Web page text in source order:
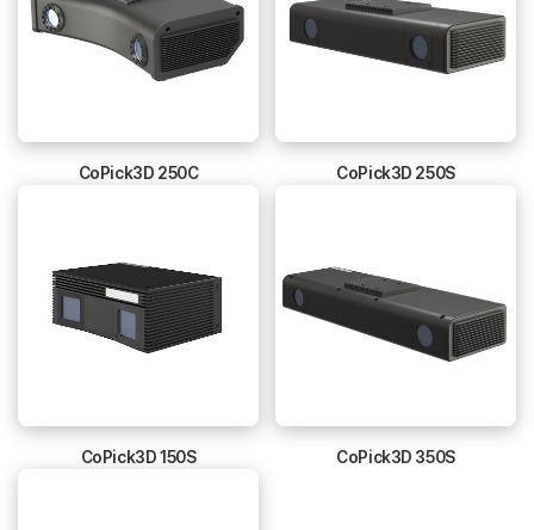
CoPick3D 250C CoPick3D 250S
CoPick3D 150S CoPick3D 350S